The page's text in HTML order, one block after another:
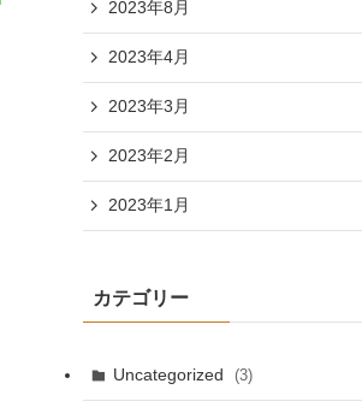
2023年8月
2023年4月
2023年3月
2023年2月
2023年1月
カテゴリー
Uncategorized (3)